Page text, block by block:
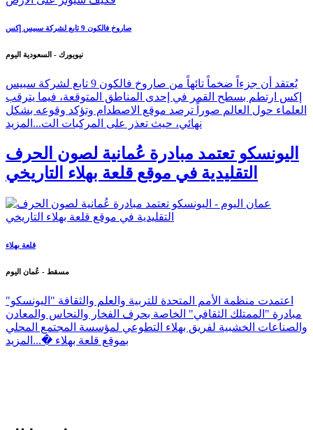
صاروخ فالكون 9 تابع لشركة سبيس إكس
نيويورك - السعودية اليوم
يُعتقد أن جزءاً ضخماً تائهاً من صاروخ فالكون 9 تابع لشركة سبيس
إكس ارتطم بسطح القمر في إحدى المناطق المتوقعة، فيما يترقب
العلماء حول العالم صوراً ترصد موقع الاصطدام وتؤكد وقوعه بشكل
نهائي، حيث تعذر على المركبات الت... المزيد
اليونسكو تعتمد مبادرة عُمانية لصون الحرف
التقليدية في موقع قلعة بهلاء التاريخي
قلعة بهلاء
مسقط - عُمان اليوم
اعتمدت منظمة الأمم المتحدة للتربية والعلم والثقافة "اليونسكو"
مبادرة "الممتلك الثقافي" الخاصة بحرف الفخار والنحاس والمعادن
والصناعات الخشبية لفريق بهلاء التطوعي لمؤسسة المجتمع المحلي
بموقع قلعة بهلاء �... المزيد